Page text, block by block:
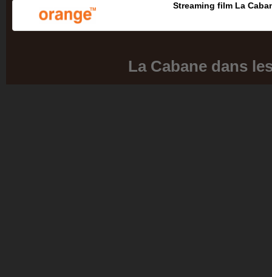
Streaming film La
La Cabane dans